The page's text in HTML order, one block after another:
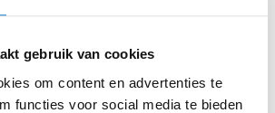
gebruik van cookies
om content en advertenties te
functies voor social media te bieden